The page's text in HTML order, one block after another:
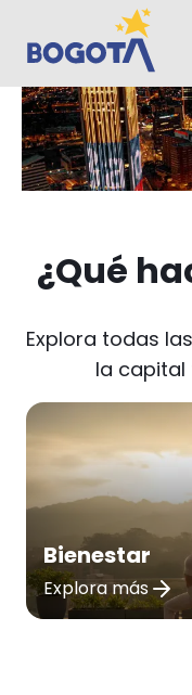
Saltar al contenido
Inicio
¿Qué
Explora todas
la capital
Bienestar
Explora más